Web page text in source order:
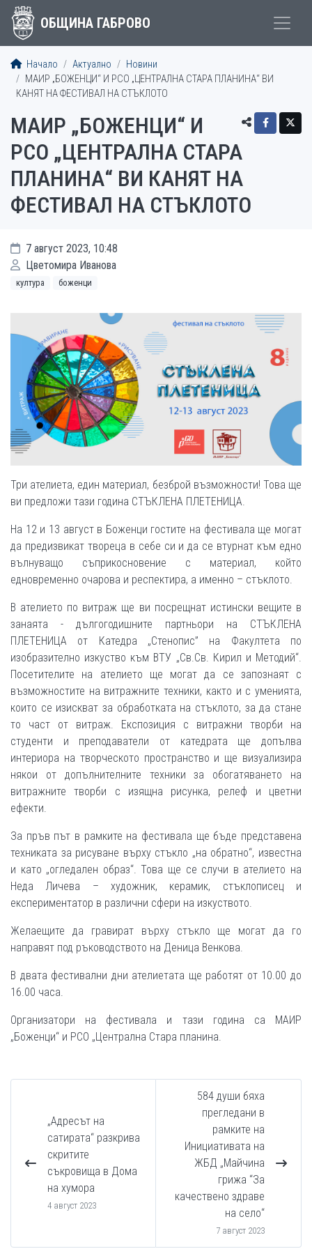
ОБЩИНА ГАБРОВО
Начало Актуално
Новини
МАИР „БОЖЕНЦИ“ И РСО „ЦЕНТРАЛНА СТАРА ПЛАНИНА“ ВИ
КАНЯТ НА ФЕСТИВАЛ НА СТЪКЛОТО
МАИР „БОЖЕНЦИ“ И
РСО „ЦЕНТРАЛНА СТАРА
ПЛАНИНА“ ВИ КАНЯТ НА
ФЕСТИВАЛ НА СТЪКЛОТО
7 август 2023, 10:48
Цветомира Иванова
култура боженци
Три ателиета, един материал, безброй възможности! Това ще
ви предложи тази година СТЪКЛЕНА ПЛЕТЕНИЦА.
На 12 и 13 август в Боженци гостите на фестивала ще могат
да предизвикат твореца в себе си и да се втурнат към едно
вълнуващо съприкосновение с материал, който
едновременно очарова и респектира, а именно – стъклото.
В ателието по витраж ще ви посрещнат истински вещите в
занаята - дългогодишните партньори на СТЪКЛЕНА
ПЛЕТЕНИЦА от Катедра „Стенопис” на Факултета по
изобразително изкуство към ВТУ „Св.Св. Кирил и Методий“.
Посетителите на ателието ще могат да се запознаят с
възможностите на витражните техники, както и с уменията,
които се изискват за обработката на стъклото, за да стане
то част от витраж. Експозиция с витражни творби на
студенти и преподаватели от катедрата ще допълва
интериора на творческото пространство и ще визуализира
някои от допълнителните техники за обогатяването на
витражните творби с изящна рисунка, релеф и цветни
ефекти.
За пръв път в рамките на фестивала ще бъде представена
техниката за рисуване върху стъкло „на обратно“, известна
и като „огледален образ“. Това ще се случи в ателието на
Неда Личева – художник, керамик, стъклописец и
експериментатор в различни сфери на изкуството.
Желаещите да гравират върху стъкло ще могат да го
направят под ръководството на Деница Венкова.
В двата фестивални дни ателиетата ще работят от 10.00 до
16.00 часа.
Организатори на фестивала и тази година са МАИР
„Боженци“ и РСО „Централна Стара планина.
„Адресът на
сатирата“ разкрива
скритите
съкровища в Дома
на хумора
4 август 2023
584 души бяха
прегледани в
рамките на
Инициативата на
ЖБД „Майчина
грижа “За
качествено здраве
на село“
7 август 2023